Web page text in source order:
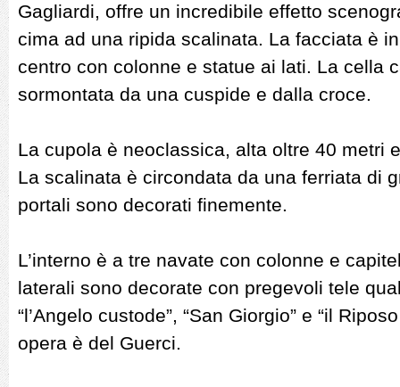
Gagliardi, offre un incredibile effetto
cima ad una ripida scalinata. La facciata è
centro con colonne e statue ai lati. La cella
sormontata da una cuspide e dalla croce.
La cupola è neoclassica, alta oltre 40 metri
La scalinata è circondata da una ferriata di
portali sono decorati finemente.
L’interno è a tre navate con colonne e
laterali sono decorate con pregevoli tele
“l’Angelo custode”, “San Giorgio” e “il
opera è del Guerci.